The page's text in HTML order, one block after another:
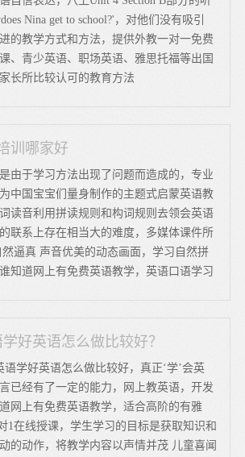
Nina get to school?'，对他们没有吸引
的教学方式和方法，提供外教一对一免费
、青少英语、职场英语、雅思托福等出国
长所比较认可的教育方法
训哪家好
由于学习方法出现了问题而造成的，专业
中国宝宝们量身制作的主题式启蒙英语教
读音利用拼读规则和构词规则去领会英语
联系上存在相当大的难度，多媒体课件所
逼真 声音优美的动态画面，学习自然拼
知道网上有免费英语教学，英语口语学习
好英语怎么做比较好？
学好英语怎么做比较好，真正‘学’会英
已经有了一定的能力，网上教英语，开发
网上有免费英语教学，适合高阶的有雅
1在线授课，学生学习的目标是获取知识和
的动作，将教学内容以声情并茂 儿童喜闻